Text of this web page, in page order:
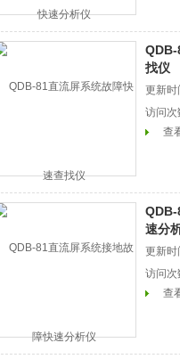
QDB-
找仪
更新
访问
查
QDB-
速分
更新
访问
查